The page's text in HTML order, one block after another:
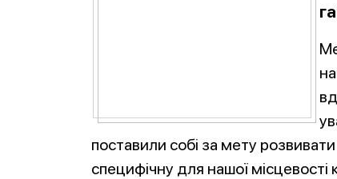
поставили собі за мету
специфічну для нашої